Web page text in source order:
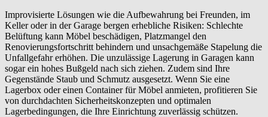
Improvisierte Lösungen wie die Aufbewahrung bei Freunden, im
Keller oder in der Garage bergen erhebliche Risiken: Schlechte
Belüftung kann Möbel beschädigen, Platzmangel den
Renovierungsfortschritt behindern und unsachgemäße Stapelung die
Unfallgefahr erhöhen. Die unzulässige Lagerung in Garagen kann
sogar ein hohes Bußgeld nach sich ziehen. Zudem sind Ihre
Gegenstände Staub und Schmutz ausgesetzt. Wenn Sie eine
Lagerbox oder einen Container für Möbel anmieten, profitieren Sie
von durchdachten Sicherheitskonzepten und optimalen
Lagerbedingungen, die Ihre Einrichtung zuverlässig schützen.